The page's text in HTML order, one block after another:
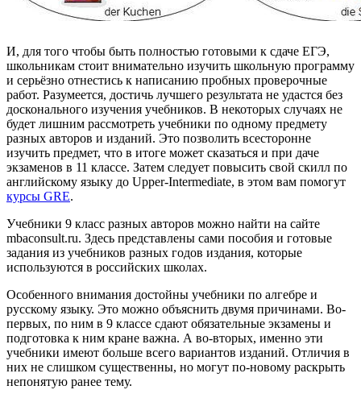
И, для того чтобы быть полностью готовыми к сдаче ЕГЭ,
школьникам стоит внимательно изучить школьную программу
и серьёзно отнестись к написанию пробных проверочные
работ. Разумеется, достичь лучшего результата не удастся без
досконального изучения учебников. В некоторых случаях не
будет лишним рассмотреть учебники по одному предмету
разных авторов и изданий. Это позволить всесторонне
изучить предмет, что в итоге может сказаться и при даче
экзаменов в 11 классе. Затем следует повысить свой скилл по
английскому языку до Upper-Intermediate, в этом вам помогут
курсы GRE.
Учебники 9 класс разных авторов можно найти на сайте
mbaconsult.ru. Здесь представлены сами пособия и готовые
задания из учебников разных годов издания, которые
используются в российских школах.
Особенного внимания достойны учебники по алгебре и
русскому языку. Это можно объяснить двумя причинами. Во-
первых, по ним в 9 классе сдают обязательные экзамены и
подготовка к ним кране важна. А во-вторых, именно эти
учебники имеют больше всего вариантов изданий. Отличия в
них не слишком существенны, но могут по-новому раскрыть
непонятую ранее тему.